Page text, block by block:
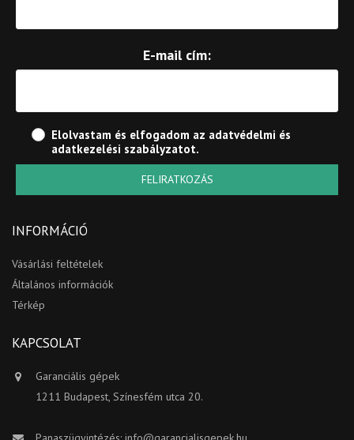
E-mail cím:
Elolvastam és elfogadom az adatvédelmi és
adatkezelési szabályzatot.
FELIRATKOZÁS
INFORMÁCIÓ
Vásárlási feltételek
Általános információk
Térkép
KAPCSOLAT
Garanciális gépek
1211 Budapest, Színesfém utca 20.